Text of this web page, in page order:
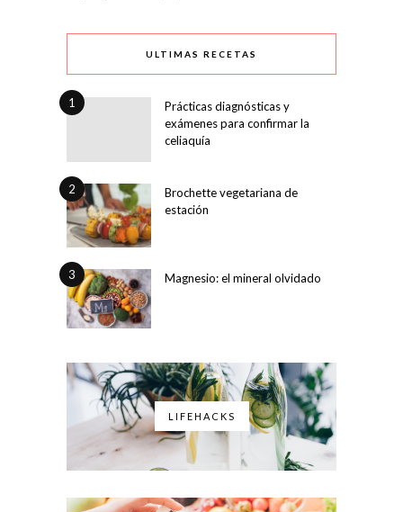
ULTIMAS RECETAS
1
Prácticas diagnósticas y
exámenes para confirmar la
celiaquía
2
Brochette vegetariana de
estación
3 Magnesio: el mineral olvidado
LIFEHACKS